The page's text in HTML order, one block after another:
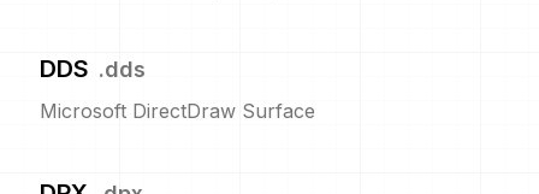
DDS .dds
Microsoft DirectDraw Surface